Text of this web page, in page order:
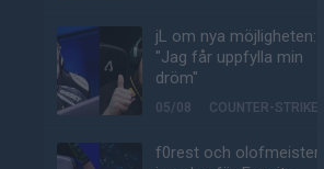
jL om nya möjligheten:
"Jag får uppfylla min
dröm"
05/08 COUNTER-STRIKE
f0rest och olofmeister